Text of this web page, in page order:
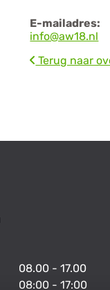
E-mailadres:
info@aw18.nl
Terug naar
08.00 - 17.00
08:00 - 17:00